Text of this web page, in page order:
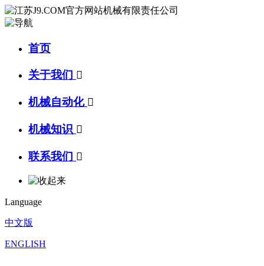
首页
关于我们 
机械自动化 
机械知识 
联系我们 
Language
中文版
ENGLISH